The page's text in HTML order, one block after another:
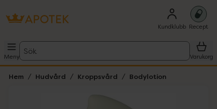
Kundklubb Recept
Meny
Sök
Varukorg
Hem Hudvård Kroppsvård Bodylotion